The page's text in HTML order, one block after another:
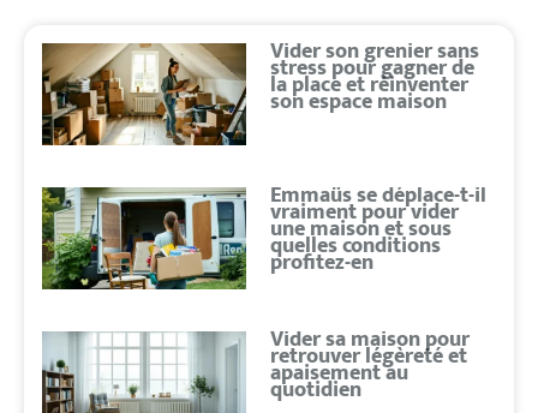
Vider son grenier sans
stress pour gagner de
la place et réinventer
son espace maison
Emmaüs se déplace-t-il
vraiment pour vider
une maison et sous
quelles conditions
profitez-en
Vider sa maison pour
retrouver légèreté et
apaisement au
quotidien